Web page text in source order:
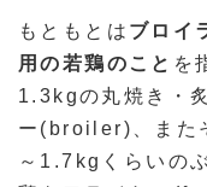
もともとは ブロイ
用の若鶏のこと を
1.3kgの丸焼き・
ー(broiler)、また
～1.7kgくらいの